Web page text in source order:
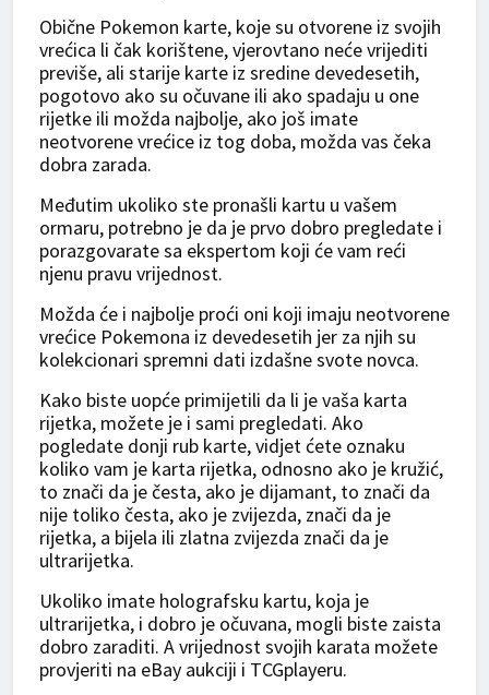
Obične Pokemon karte, koje su otvorene iz svojih
vrećica li čak korištene, vjerovtano neće vrijediti
previše, ali starije karte iz sredine devedesetih,
pogotovo ako su očuvane ili ako spadaju u one
rijetke ili možda najbolje, ako još imate
neotvorene vrećice iz tog doba, možda vas čeka
dobra zarada.
Međutim ukoliko ste pronašli kartu u vašem
ormaru, potrebno je da je prvo dobro pregledate i
porazgovarate sa ekspertom koji će vam reći
njenu pravu vrijednost.
Možda će i najbolje proći oni koji imaju neotvorene
vrećice Pokemona iz devedesetih jer za njih su
kolekcionari spremni dati izdašne svote novca.
Kako biste uopće primijetili da li je vaša karta
rijetka, možete je i sami pregledati. Ako
pogledate donji rub karte, vidjet ćete oznaku
koliko vam je karta rijetka, odnosno ako je kružić,
to znači da je česta, ako je dijamant, to znači da
nije toliko česta, ako je zvijezda, znači da je
rijetka, a bijela ili zlatna zvijezda znači da je
ultrarijetka.
Ukoliko imate holografsku kartu, koja je
ultrarijetka, i dobro je očuvana, mogli biste zaista
dobro zaraditi. A vrijednost svojih karata možete
provjeriti na eBay aukciji i TCGplayeru.